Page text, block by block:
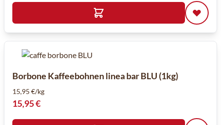
Borbone Kaffeebohnen linea bar BLU (1kg)
15,95 €/kg
15,95 €